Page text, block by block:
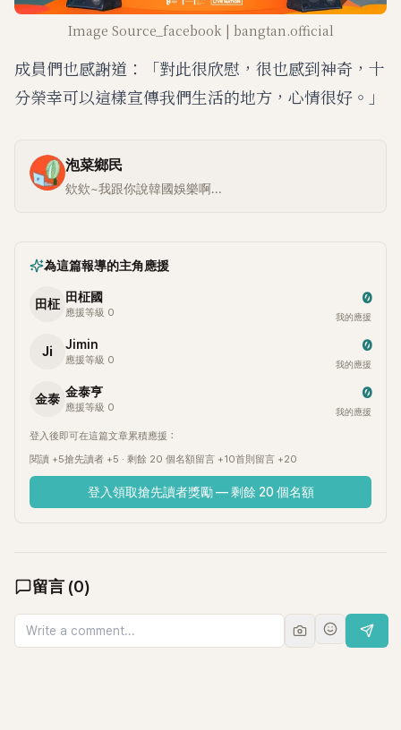
Image Source_facebook | bangtan.official
成員們也感謝道：「對此很欣慰，很也感到神奇，十
分榮幸可以這樣宣傳我們生活的地方，心情很好。」
泡菜鄉民
欸欸~我跟你說韓國娛樂啊...
為這篇報導的主角應援
田柾 田柾國
應援等級 0
0
我的應援
Ji Jimin
應援等級 0
0
我的應援
金泰 金泰亨
應援等級 0
0
我的應援
登入後即可在這篇文章累積應援：
閱讀 +5搶先讀者 +5 · 剩餘 20 個名額留言 +10首則留言 +20
登入領取搶先讀者獎勵 — 剩餘 20 個名額
留言 (0)